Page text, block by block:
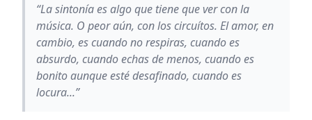
“La sintonía es algo que tiene que ver con la
música. O peor aún, con los circuítos. El amor, en
cambio, es cuando no respiras, cuando es
absurdo, cuando echas de menos, cuando es
bonito aunque esté desafinado, cuando es
locura...”